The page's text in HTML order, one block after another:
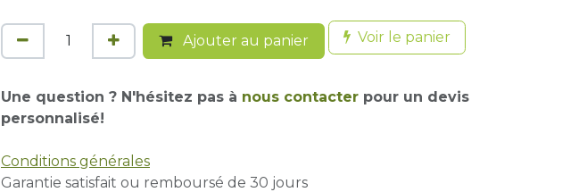
Ajouter au panier Voir le panier
Une question ? N'hésitez pas à nous contacter pour un devis
personnalisé!
Conditions générales
Garantie satisfait ou remboursé de 30 jours